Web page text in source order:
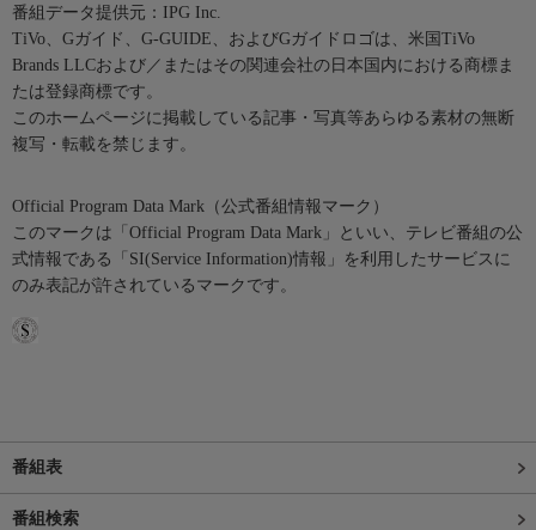
番組データ提供元：IPG Inc.
TiVo、Gガイド、G-GUIDE、およびGガイドロゴは、米国TiVo
Brands LLCおよび／またはその関連会社の日本国内における商標ま
たは登録商標です。
このホームページに掲載している記事・写真等あらゆる素材の無断
複写・転載を禁じます。
Official Program Data Mark（公式番組情報マーク）
このマークは「Official Program Data Mark」といい、テレビ番組の公
式情報である「SI(Service Information)情報」を利用したサービスに
のみ表記が許されているマークです。
番組表
番組検索